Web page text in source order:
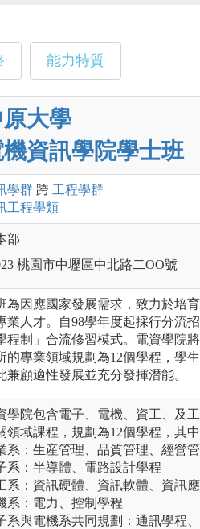
能力特質
大學
機資訊學院學士班
學群 跨 工程學群
工程學類
部
桃園市中壢區中北路二OO號
為因應國家發展需求，致力於培
業人才。自98學年度起採行分流
程制」合流修習模式。電資學院
的專業領域規劃為12個學程，學
兼顧適性發展並充分發揮潛能。
學院包含電子、電機、資工、及
領域課程，規劃為12個學程，其中
系：生産管理、品質管理、經營
系：半導體、電路設計學程
系：資訊硬體、資訊軟體、資訊
系：電力、控制學程
系與電機系共同規劃：通訊學程